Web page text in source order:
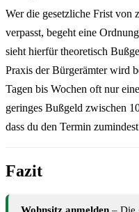
Wer die gesetzliche Frist von
verpasst, begeht eine
sieht hierfür theoretisch
Praxis der Bürgerämter wird
Tagen bis Wochen oft nur
geringes Bußgeld zwischen
dass du den Termin
Fazit